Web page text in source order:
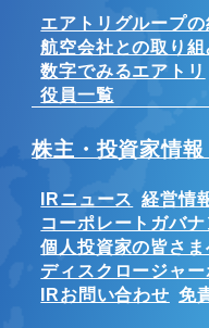
エアトリグループ
航空会社との取り組
数字でみるエアトリ
役員一覧
株主・投資家情報
IRニュース 経営情
コーポレートガバナ
個人投資家の皆さま
ディスクロージャ
IRお問い合わせ 免